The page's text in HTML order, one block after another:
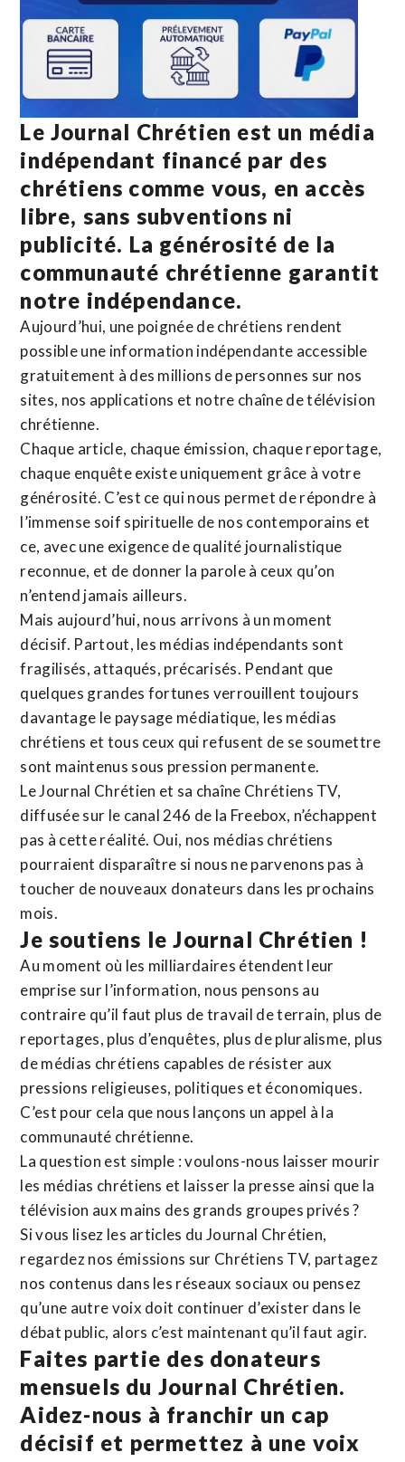
Le Journal Chrétien est un média
indépendant financé par des
chrétiens comme vous, en accès
libre, sans subventions ni
publicité. La générosité de la
communauté chrétienne garantit
notre indépendance.
Aujourd’hui, une poignée de chrétiens rendent
possible une information indépendante accessible
gratuitement à des millions de personnes sur nos
sites, nos applications et notre chaîne de télévision
chrétienne.
Chaque article, chaque émission, chaque reportage,
chaque enquête existe uniquement grâce à votre
générosité. C’est ce qui nous permet de répondre à
l’immense soif spirituelle de nos contemporains et
ce, avec une exigence de qualité journalistique
reconnue, et de donner la parole à ceux qu’on
n’entend jamais ailleurs.
Mais aujourd’hui, nous arrivons à un moment
décisif. Partout, les médias indépendants sont
fragilisés, attaqués, précarisés. Pendant que
quelques grandes fortunes verrouillent toujours
davantage le paysage médiatique, les médias
chrétiens et tous ceux qui refusent de se soumettre
sont maintenus sous pression permanente.
Le Journal Chrétien et sa chaîne Chrétiens TV,
diffusée sur le canal 246 de la Freebox, n’échappent
pas à cette réalité. Oui, nos médias chrétiens
pourraient disparaître si nous ne parvenons pas à
toucher de nouveaux donateurs dans les prochains
mois.
Je soutiens le Journal Chrétien !
Au moment où les milliardaires étendent leur
emprise sur l’information, nous pensons au
contraire qu’il faut plus de travail de terrain, plus de
reportages, plus d’enquêtes, plus de pluralisme, plus
de médias chrétiens capables de résister aux
pressions religieuses, politiques et économiques.
C’est pour cela que nous lançons un appel à la
communauté chrétienne.
La question est simple : voulons-nous laisser mourir
les médias chrétiens et laisser la presse ainsi que la
télévision aux mains des grands groupes privés ?
Si vous lisez les articles du Journal Chrétien,
regardez nos émissions sur Chrétiens TV, partagez
nos contenus dans les réseaux sociaux ou pensez
qu’une autre voix doit continuer d’exister dans le
débat public, alors c’est maintenant qu’il faut agir.
Faites partie des donateurs
mensuels du Journal Chrétien.
Aidez-nous à franchir un cap
décisif et permettez à une voix